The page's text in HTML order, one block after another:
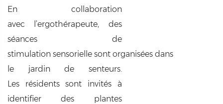
En collaboration
avec l’ergothérapeute, des
séances de
stimulation sensorielle sont organisées dans
le jardin de senteurs.
Les résidents sont invités à
identifier des plantes